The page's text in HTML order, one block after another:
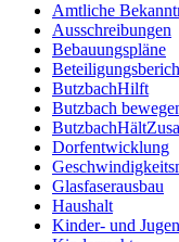
Amtliche
Ausschreibungen
Bebauungspläne
ButzbachHilft
Butzbach
Dorfentwicklung
Glasfaserausbau
Haushalt
Kinder- und